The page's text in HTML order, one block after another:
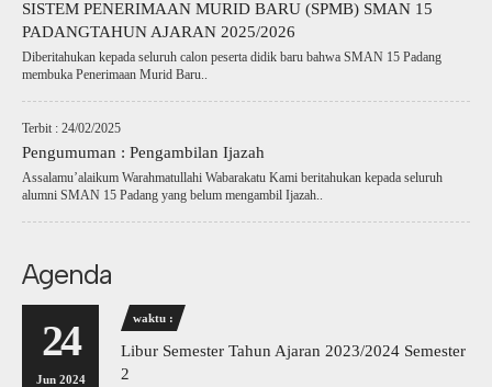
SISTEM PENERIMAAN MURID BARU (SPMB) SMAN 15
PADANGTAHUN AJARAN 2025/2026
Diberitahukan kepada seluruh calon peserta didik baru bahwa SMAN 15 Padang
membuka Penerimaan Murid Baru..
Terbit : 24/02/2025
Pengumuman : Pengambilan Ijazah
Assalamu’alaikum Warahmatullahi Wabarakatu Kami beritahukan kepada seluruh
alumni SMAN 15 Padang yang belum mengambil Ijazah..
Agenda
24
Jun 2024
waktu :
Libur Semester Tahun Ajaran 2023/2024 Semester
2